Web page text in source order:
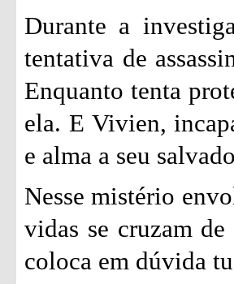
Durante a
tentativa de
Enquanto tenta
ela. E Vivien,
e alma a seu
Nesse mistério
vidas se cruzam de
coloca em dúvida